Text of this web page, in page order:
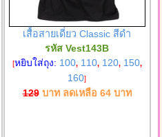
เสื้อสายเดี่ยว Classic สีดำ
รหัส Vest143B
[หยิบใส่ถุง: 100, 110, 120, 150,
160]
129บาท ลดเหลือ 64บาท